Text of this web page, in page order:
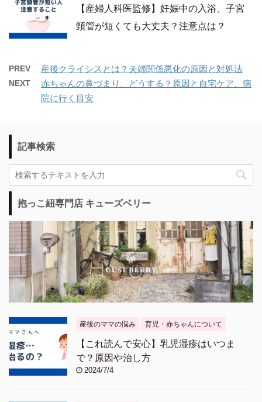
【産婦人科医監修】妊娠中の入浴、子宮
頸管が短くても大丈夫？注意点は？
PREV 産後クライシスとは？夫婦関係悪化の原因と対処法
NEXT
赤ちゃんの鼻づまり、どうする？原因と自宅ケア、病
院に行く目安
記事検索
抱っこ紐専門店 キューズベリー
産後のママの悩み 育児・赤ちゃんについて
【これ読んで安心】乳児湿疹はいつま
で？原因や治し方
2024/7/4